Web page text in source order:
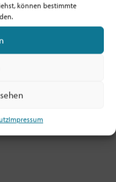
können bestimmte
Impressum